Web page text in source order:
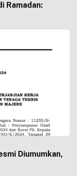
Ramadan:
Diumumkan,